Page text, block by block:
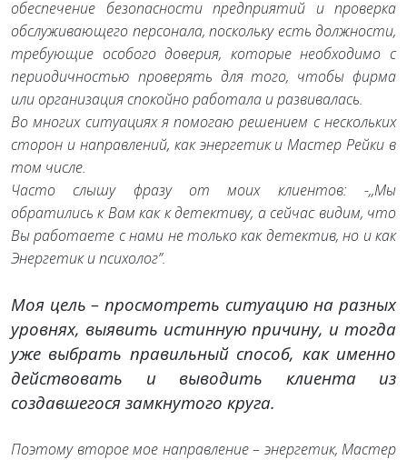
обеспечение безопасности предприятий и проверка
обслуживающего персонала, поскольку есть должности,
требующие особого доверия, которые необходимо с
периодичностью проверять для того, чтобы фирма
или организация спокойно работала и развивалась.
Во многих ситуациях я помогаю решением с нескольких
сторон и направлений, как энергетик и Мастер Рейки в
том числе.
Часто слышу фразу от моих клиентов: -,,Мы
обратились к Вам как к детективу, а сейчас видим, что
Вы работаете с нами не только как детектив, но и как
Энергетик и психолог”.
Моя цель – просмотреть ситуацию на разных
уровнях, выявить истинную причину, и тогда
уже выбрать правильный способ, как именно
действовать и выводить клиента из
создавшегося замкнутого круга.
Поэтому второе мое направление – энергетик, Мастер